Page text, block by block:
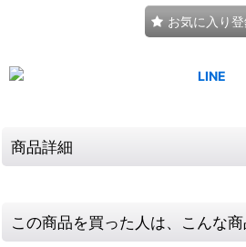
お気に入り
商品詳細
この商品を買った人は、こんな